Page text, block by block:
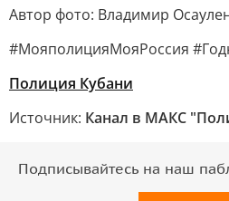
Автор фото: Владимир
#МояполицияМояРоссия
Полиция Кубани
Источник: Канал в МАКС
Подписывайтесь на наш